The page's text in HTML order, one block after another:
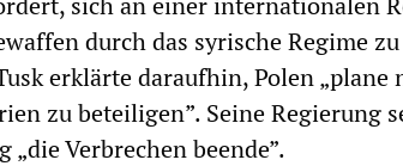
durch das syrische Regime
erklärte daraufhin, Polen „plane
zu beteiligen”. Seine Regierung
Verbrechen beende”.